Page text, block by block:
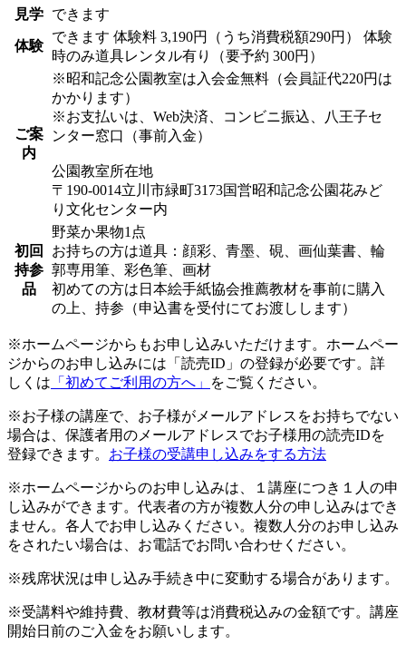
見学 できます
体験
できます 体験料 3,190円（うち消費税額290円） 体験
時のみ道具レンタル有り（要予約 300円）
ご案
内
※昭和記念公園教室は入会金無料（会員証代220円は
かかります）
※お支払いは、Web決済、コンビニ振込、八王子セ
ンター窓口（事前入金）
公園教室所在地
〒190-0014立川市緑町3173国営昭和記念公園花みど
り文化センター内
初回
持参
品
野菜か果物1点
お持ちの方は道具：顔彩、青墨、硯、画仙葉書、輪
郭専用筆、彩色筆、画材
初めての方は日本絵手紙協会推薦教材を事前に購入
の上、持参（申込書を受付にてお渡しします）
※ホームページからもお申し込みいただけます。ホームペー
ジからのお申し込みには「読売ID」の登録が必要です。詳
しくは 「初めてご利用の方へ」 をご覧ください。
※お子様の講座で、お子様がメールアドレスをお持ちでない
場合は、保護者用のメールアドレスでお子様用の読売IDを
登録できます。 お子様の受講申し込みをする方法
※ホームページからのお申し込みは、１講座につき１人の申
し込みができます。代表者の方が複数人分の申し込みはでき
ません。各人でお申し込みください。複数人分のお申し込み
をされたい場合は、お電話でお問い合わせください。
※残席状況は申し込み手続き中に変動する場合があります。
※受講料や維持費、教材費等は消費税込みの金額です。講座
開始日前のご入金をお願いします。